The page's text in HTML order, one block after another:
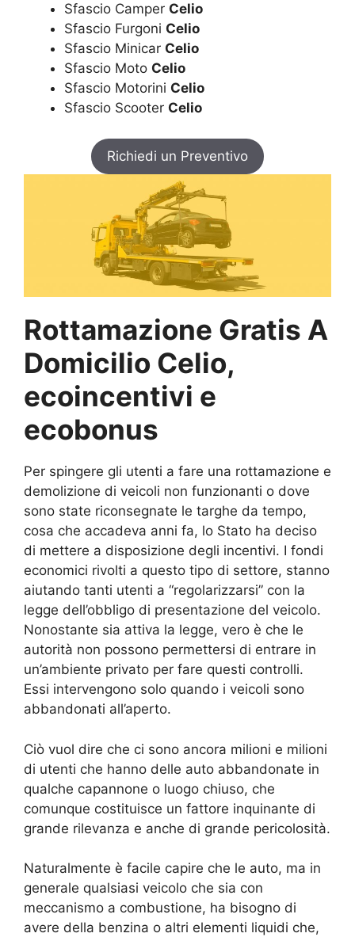
Sfascio Camper Celio
Sfascio Furgoni Celio
Sfascio Minicar Celio
Sfascio Moto Celio
Sfascio Motorini Celio
Sfascio Scooter Celio
Richiedi un Preventivo
Rottamazione Gratis A
Domicilio Celio,
ecoincentivi e
ecobonus
Per spingere gli utenti a fare una rottamazione e
demolizione di veicoli non funzionanti o dove
sono state riconsegnate le targhe da tempo,
cosa che accadeva anni fa, lo Stato ha deciso
di mettere a disposizione degli incentivi. I fondi
economici rivolti a questo tipo di settore, stanno
aiutando tanti utenti a “regolarizzarsi” con la
legge dell’obbligo di presentazione del veicolo.
Nonostante sia attiva la legge, vero è che le
autorità non possono permettersi di entrare in
un’ambiente privato per fare questi controlli.
Essi intervengono solo quando i veicoli sono
abbandonati all’aperto.
Ciò vuol dire che ci sono ancora milioni e milioni
di utenti che hanno delle auto abbandonate in
qualche capannone o luogo chiuso, che
comunque costituisce un fattore inquinante di
grande rilevanza e anche di grande pericolosità.
Naturalmente è facile capire che le auto, ma in
generale qualsiasi veicolo che sia con
meccanismo a combustione, ha bisogno di
avere della benzina o altri elementi liquidi che,